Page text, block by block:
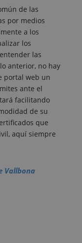
de las
por medios
a los
los
las
anterior, no hay
portal web un
ante el
facilitando
de su
que
aquí siempre
Vallbona